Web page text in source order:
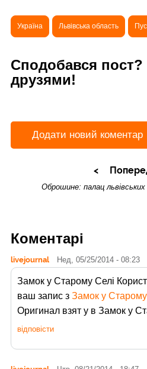
Україна Львівська область
Сподобався пост?
друзями!
Додати новий коментар
Оброшине: палац львівських
Коментарі
livejournal Нед, 05/25/2014 - 08:23
Замок у Старому Селі
ваш запис з Замок у Старому
Оригинал взят у в Замок у
відповісти